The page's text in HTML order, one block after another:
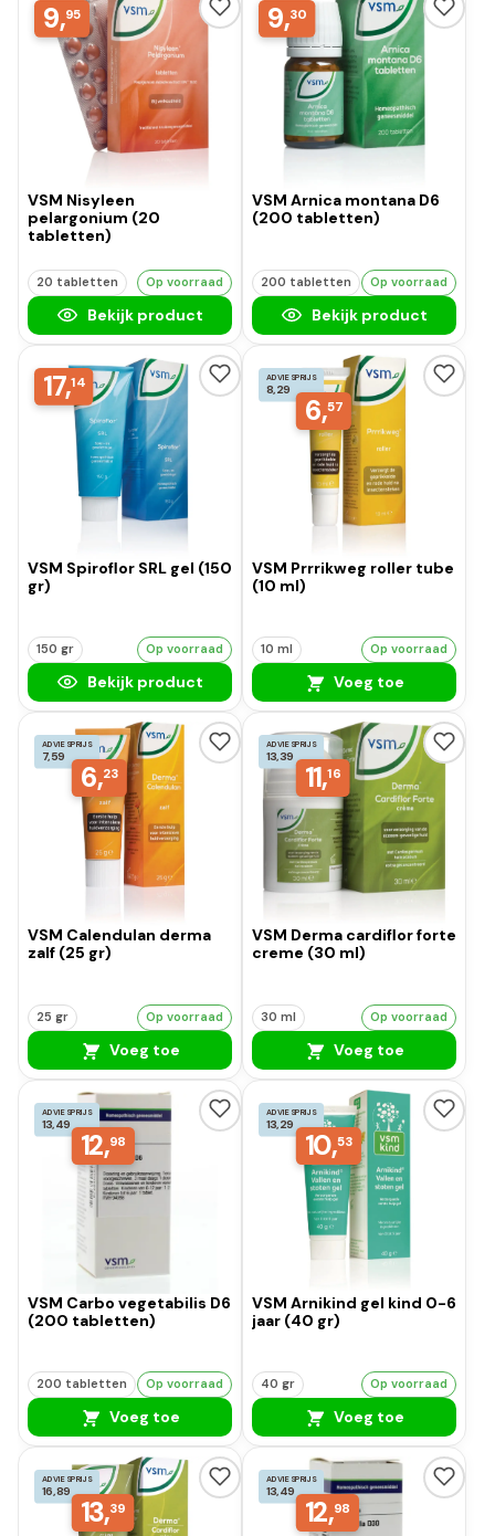
9,95
VSM Nisyleen
pelargonium (20
tabletten)
20 tabletten Op voorraad
Bekijk product
9,30
VSM Arnica montana D6
(200 tabletten)
200 tabletten Op voorraad
Bekijk product
17,14
VSM Spiroflor SRL gel (150
gr)
150 gr Op voorraad
Bekijk product
ADVIESPRIJS
8,29
6,57
VSM Prrrikweg roller tube
(10 ml)
10 ml Op voorraad
Voeg toe
ADVIESPRIJS
7,59
6,23
VSM Calendulan derma
zalf (25 gr)
25 gr Op voorraad
Voeg toe
ADVIESPRIJS
13,39
11,16
VSM Derma cardiflor forte
creme (30 ml)
30 ml Op voorraad
Voeg toe
ADVIESPRIJS
13,49
12,98
VSM Carbo vegetabilis D6
(200 tabletten)
200 tabletten Op voorraad
Voeg toe
ADVIESPRIJS
13,29
10,53
VSM Arnikind gel kind 0-6
jaar (40 gr)
40 gr Op voorraad
Voeg toe
ADVIESPRIJS
16,89
13,39
ADVIESPRIJS
13,49
12,98